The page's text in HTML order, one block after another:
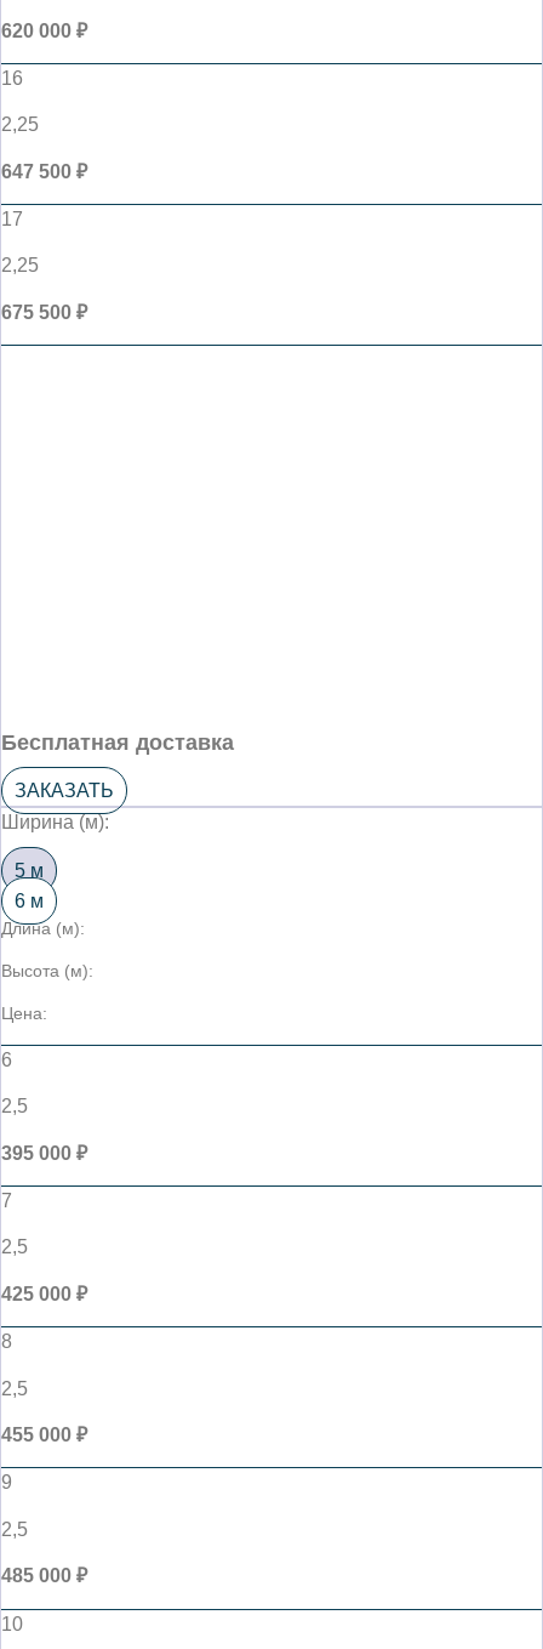
620 000 ₽
16
2,25
647 500 ₽
17
2,25
675 500 ₽
Бесплатная доставка
ЗАКАЗАТЬ
Ширина (м):
5 м
6 м
Длина (м):
Высота (м):
Цена:
6
2,5
395 000 ₽
7
2,5
425 000 ₽
8
2,5
455 000 ₽
9
2,5
485 000 ₽
10